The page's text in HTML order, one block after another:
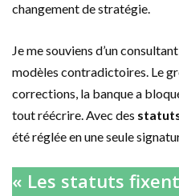
changement de stratégie.
Je me souviens d’un
modèles contradictoires. Le
corrections, la banque a
tout réécrire. Avec des
été réglée en une seule
« Les statuts